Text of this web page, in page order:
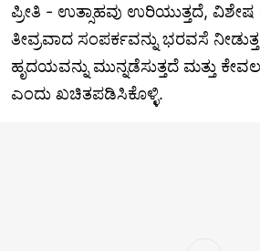
ಪ್ರೀತಿ - ಉತ್ಸಾಹವು ಉರಿಯುತ್ತದೆ, ವಿಶೇಷ
ತೀವ್ರವಾದ ಸಂಪರ್ಕವನ್ನು ಭರವಸೆ
ಹೃದಯವನ್ನು ಮುನ್ನಡೆಸುತ್ತದೆ ಮತ್ತು
ಎಂದು ಖಚಿತಪಡಿಸಿಕೊಳ್ಳಿ.